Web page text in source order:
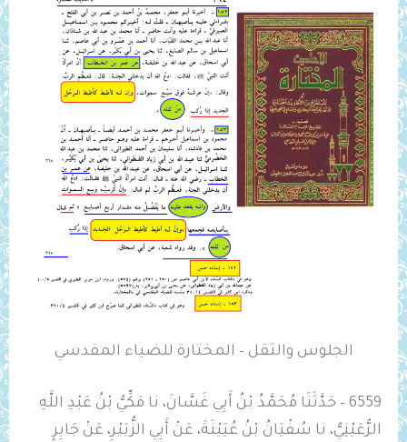
الجلوس والثقل – المختارة للضياء المقدسي
6559 – حَدَّثَنَا مُحَمَّدُ بْنُ أَبِي غَسَّانَ، نا مَكِّيُّ بْنُ عَبْدِ اللَّهِ
الرُّعَيْنِيُّ، نا سُفْيَانُ بْنُ عُيَيْنَةَ، عَنْ أَبِي الزُّبَيْرِ، عَنْ جَابِرٍ